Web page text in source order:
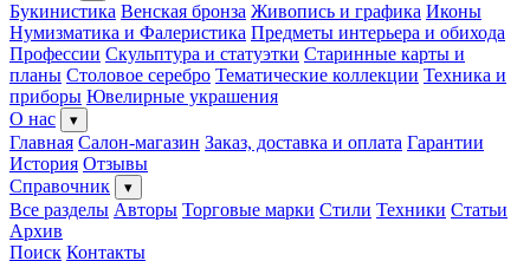
Букинистика Венская бронза Живопись и графика Иконы
Нумизматика и Фалеристика Предметы интерьера и обихода
Профессии Скульптура и статуэтки Старинные карты и
планы Столовое серебро Тематические коллекции Техника и
приборы Ювелирные украшения
О нас
▾
Главная Салон-магазин Заказ, доставка и оплата Гарантии
История Отзывы
Справочник
▾
Все разделы Авторы Торговые марки Стили Техники Статьи
Архив
Поиск Контакты